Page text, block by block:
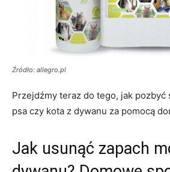
Źródło: allegro.pl
Przejdźmy teraz do tego, jak pozbyć
psa czy kota z dywanu za pomocą
Jak usunąć zapach